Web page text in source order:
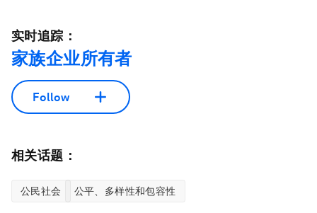
实时追踪：
家族企业所有者
Follow
相关话题：
公民社会 公平、多样性和包容性